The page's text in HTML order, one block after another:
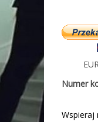
Numer
Wspieraj